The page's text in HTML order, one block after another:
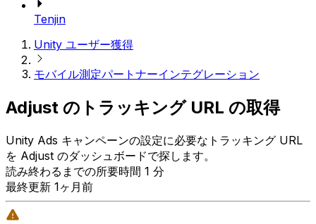
Tenjin
Unity ユーザー獲得
モバイル測定パートナーインテグレーション
Adjust のトラッキング URL の取得
Unity Ads キャンペーンの設定に必要なトラッキング URL
を Adjust のダッシュボードで探します。
読み終わるまでの所要時間 1 分
最終更新 1ヶ月前